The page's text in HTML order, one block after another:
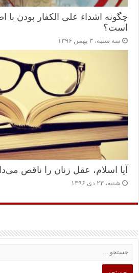
چگونه اشداء علی الکفار بودن
است؟
سه شنبه، ۳ بهمن ۱۳۹۶
آیا اسلام، عقل زنان را ناقص
شنبه، ۲۳ دی ۱۳۹۶